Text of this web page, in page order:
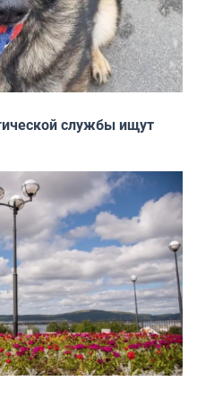
службы ищут